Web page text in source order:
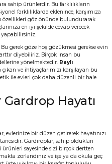
sahip ürünlerdir. Bu farklılıkların
farklılıklarda eklenince, karşımıza
özellikleri göz önünde bulundurarak
en iyi şekilde cevap verecek
gerek göze hoş gözükmesi gerekse evin
diyebiliriz. Birçok insan bu
yönelmektedir. Raylı
ve ihtiyaçlarımızı karşılayan bu
ile evleri çok daha düzenli bir hale
Hayatı
evlerinize bir düzen getirerek hayatınızı
Gardıroplar, sahip oldukları
sayesinde sizi birçok dertten
zorlandınız ve işe ya da okula geç